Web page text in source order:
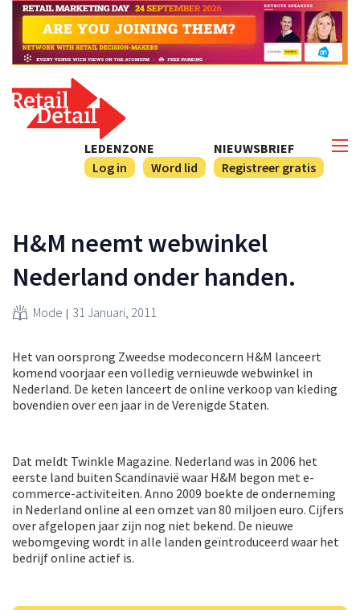
NIEUWSBRIEF
Registreer gratis
LEDENZONE
Log in
Word lid
H&M neemt webwinkel
Nederland onder handen.
Mode 31 Januari, 2011
Het van oorsprong Zweedse modeconcern H&M lanceert
komend voorjaar een volledig vernieuwde webwinkel in
Nederland. De keten lanceert de online verkoop van kleding
bovendien over een jaar in de Verenigde Staten.
Dat meldt Twinkle Magazine. Nederland was in 2006 het
eerste land buiten Scandinavië waar H&M begon met e-
commerce-activiteiten. Anno 2009 boekte de onderneming
in Nederland online al een omzet van 80 miljoen euro. Cijfers
over afgelopen jaar zijn nog niet bekend. De nieuwe
webomgeving wordt in alle landen geïntroduceerd waar het
bedrijf online actief is.